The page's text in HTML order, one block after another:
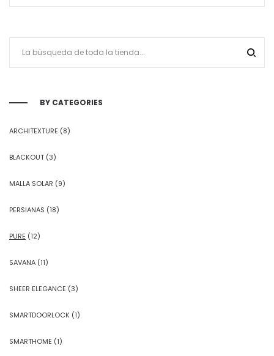
BY CATEGORIES
ARCHITEXTURE (8)
BLACKOUT (3)
MALLA SOLAR (9)
PERSIANAS (18)
PURE (12)
SAVANA (11)
SHEER ELEGANCE (3)
SMARTDOORLOCK (1)
SMARTHOME (1)